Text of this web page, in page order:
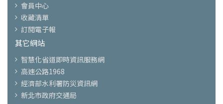
會員中心
收藏清單
訂閱電子報
其它網站
智慧化省道即時資訊服務網
高速公路1968
經濟部水利署防災資訊網
新北市政府交通局